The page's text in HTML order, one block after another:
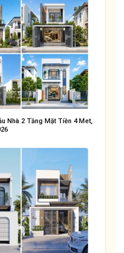
Nhà 2 Tầng Mặt Tiền 4 Met,